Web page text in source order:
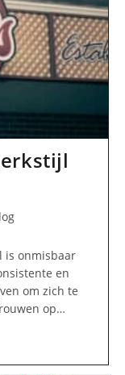
is onmisbaar
en
om zich te
op…